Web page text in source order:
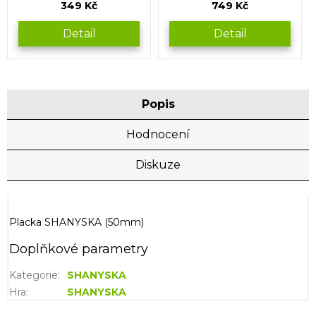
349 Kč
Detail
749 Kč
Detail
Popis
Hodnocení
Diskuze
Placka SHANYSKA (50mm)
Doplňkové parametry
Kategorie:
SHANYSKA
Hra: SHANYSKA